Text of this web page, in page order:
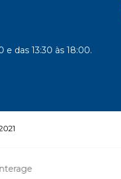
e das 13:30 às 18:00.